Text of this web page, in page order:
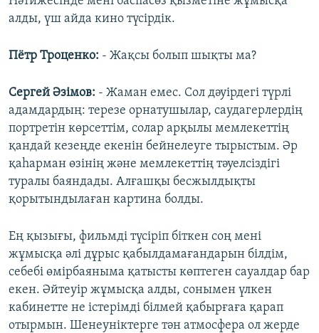
алды, үш айда кино түсірдік.
Пётр Троценко: - Жақсы болып шықты ма?
Сергей Әзімов: - Жаман емес. Сол дәуірдегі түрлі
адамдардың: терезе орнатушылар, саудагерлердің
портретін көрсеттім, солар арқылы мемлекеттің
қандай кезеңде екенін бейнелеуге тырыстым. Әр
қаһарман өзінің және мемлекеттің тәуелсіздігі
туралы баяндады. Алғашқы бесжылдықты
қорытындылаған картина болды.
Ең қызығы, фильмді түсіріп біткен соң мені
жұмысқа әлі дұрыс қабылдамағандарын білдім,
себебі өмірбаяныма қатысты көптеген сауалдар бар
екен. Әйтеуір жұмысқа алды, сонымен үлкен
кабинетте не істерімді білмей қабырғаға қарап
отырмын. Шенеуніктерге тән атмосфера ол жерде